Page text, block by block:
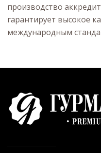
производство
гарантирует высокое
международным